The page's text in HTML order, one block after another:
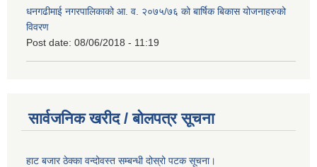
धनगढीमाई नगरपालिकाको आ. व. २०७५/७६ को बार्षिक बिकास योजनाहरुको
विवरण
Post date: 08/06/2018 - 11:19
सार्वजनिक खरीद / बोलपत्र सूचना
हाट बजार ठेक्का वन्दोवस्त सम्बन्धी दोस्रो पटक सूचना।